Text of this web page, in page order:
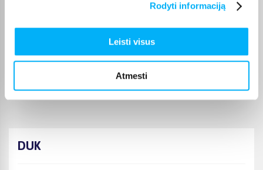
Rodyti informaciją
Leisti visus
Atmesti
Pirktas žmonai. Labai džiaugiasi jį turėdama, daug sportuoja, tai
DUK